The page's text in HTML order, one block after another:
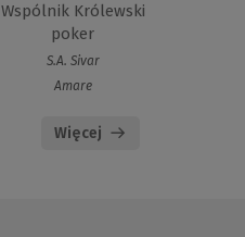
Wspólnik Królewski
poker
S.A. Sivar
Amare
Więcej